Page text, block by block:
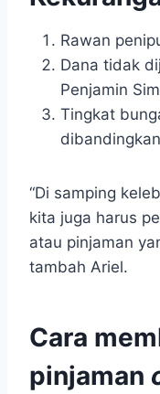
Rawan
Dana tidak
Penjamin
Tingkat
“Di samping
kita juga harus
atau pinjaman
tambah Ariel.
Cara
pinjaman